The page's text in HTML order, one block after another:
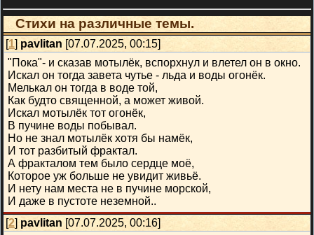
Стихи на различные темы.
[1] pavlitan [07.07.2025, 00:15]
"Пока"- и сказав мотылёк, вспорхнул и влетел он в окно.
Искал он тогда завета чутье - льда и воды огонёк.
Мелькал он тогда в воде той,
Как будто священной, а может живой.
Искал мотылёк тот огонёк,
В пучине воды побывал.
Но не знал мотылёк хотя бы намёк,
И тот разбитый фрактал.
А фракталом тем было сердце моё,
Которое уж больше не увидит живьё.
И нету нам места не в пучине морской,
И даже в пустоте неземной..
[2] pavlitan [07.07.2025, 00:16]